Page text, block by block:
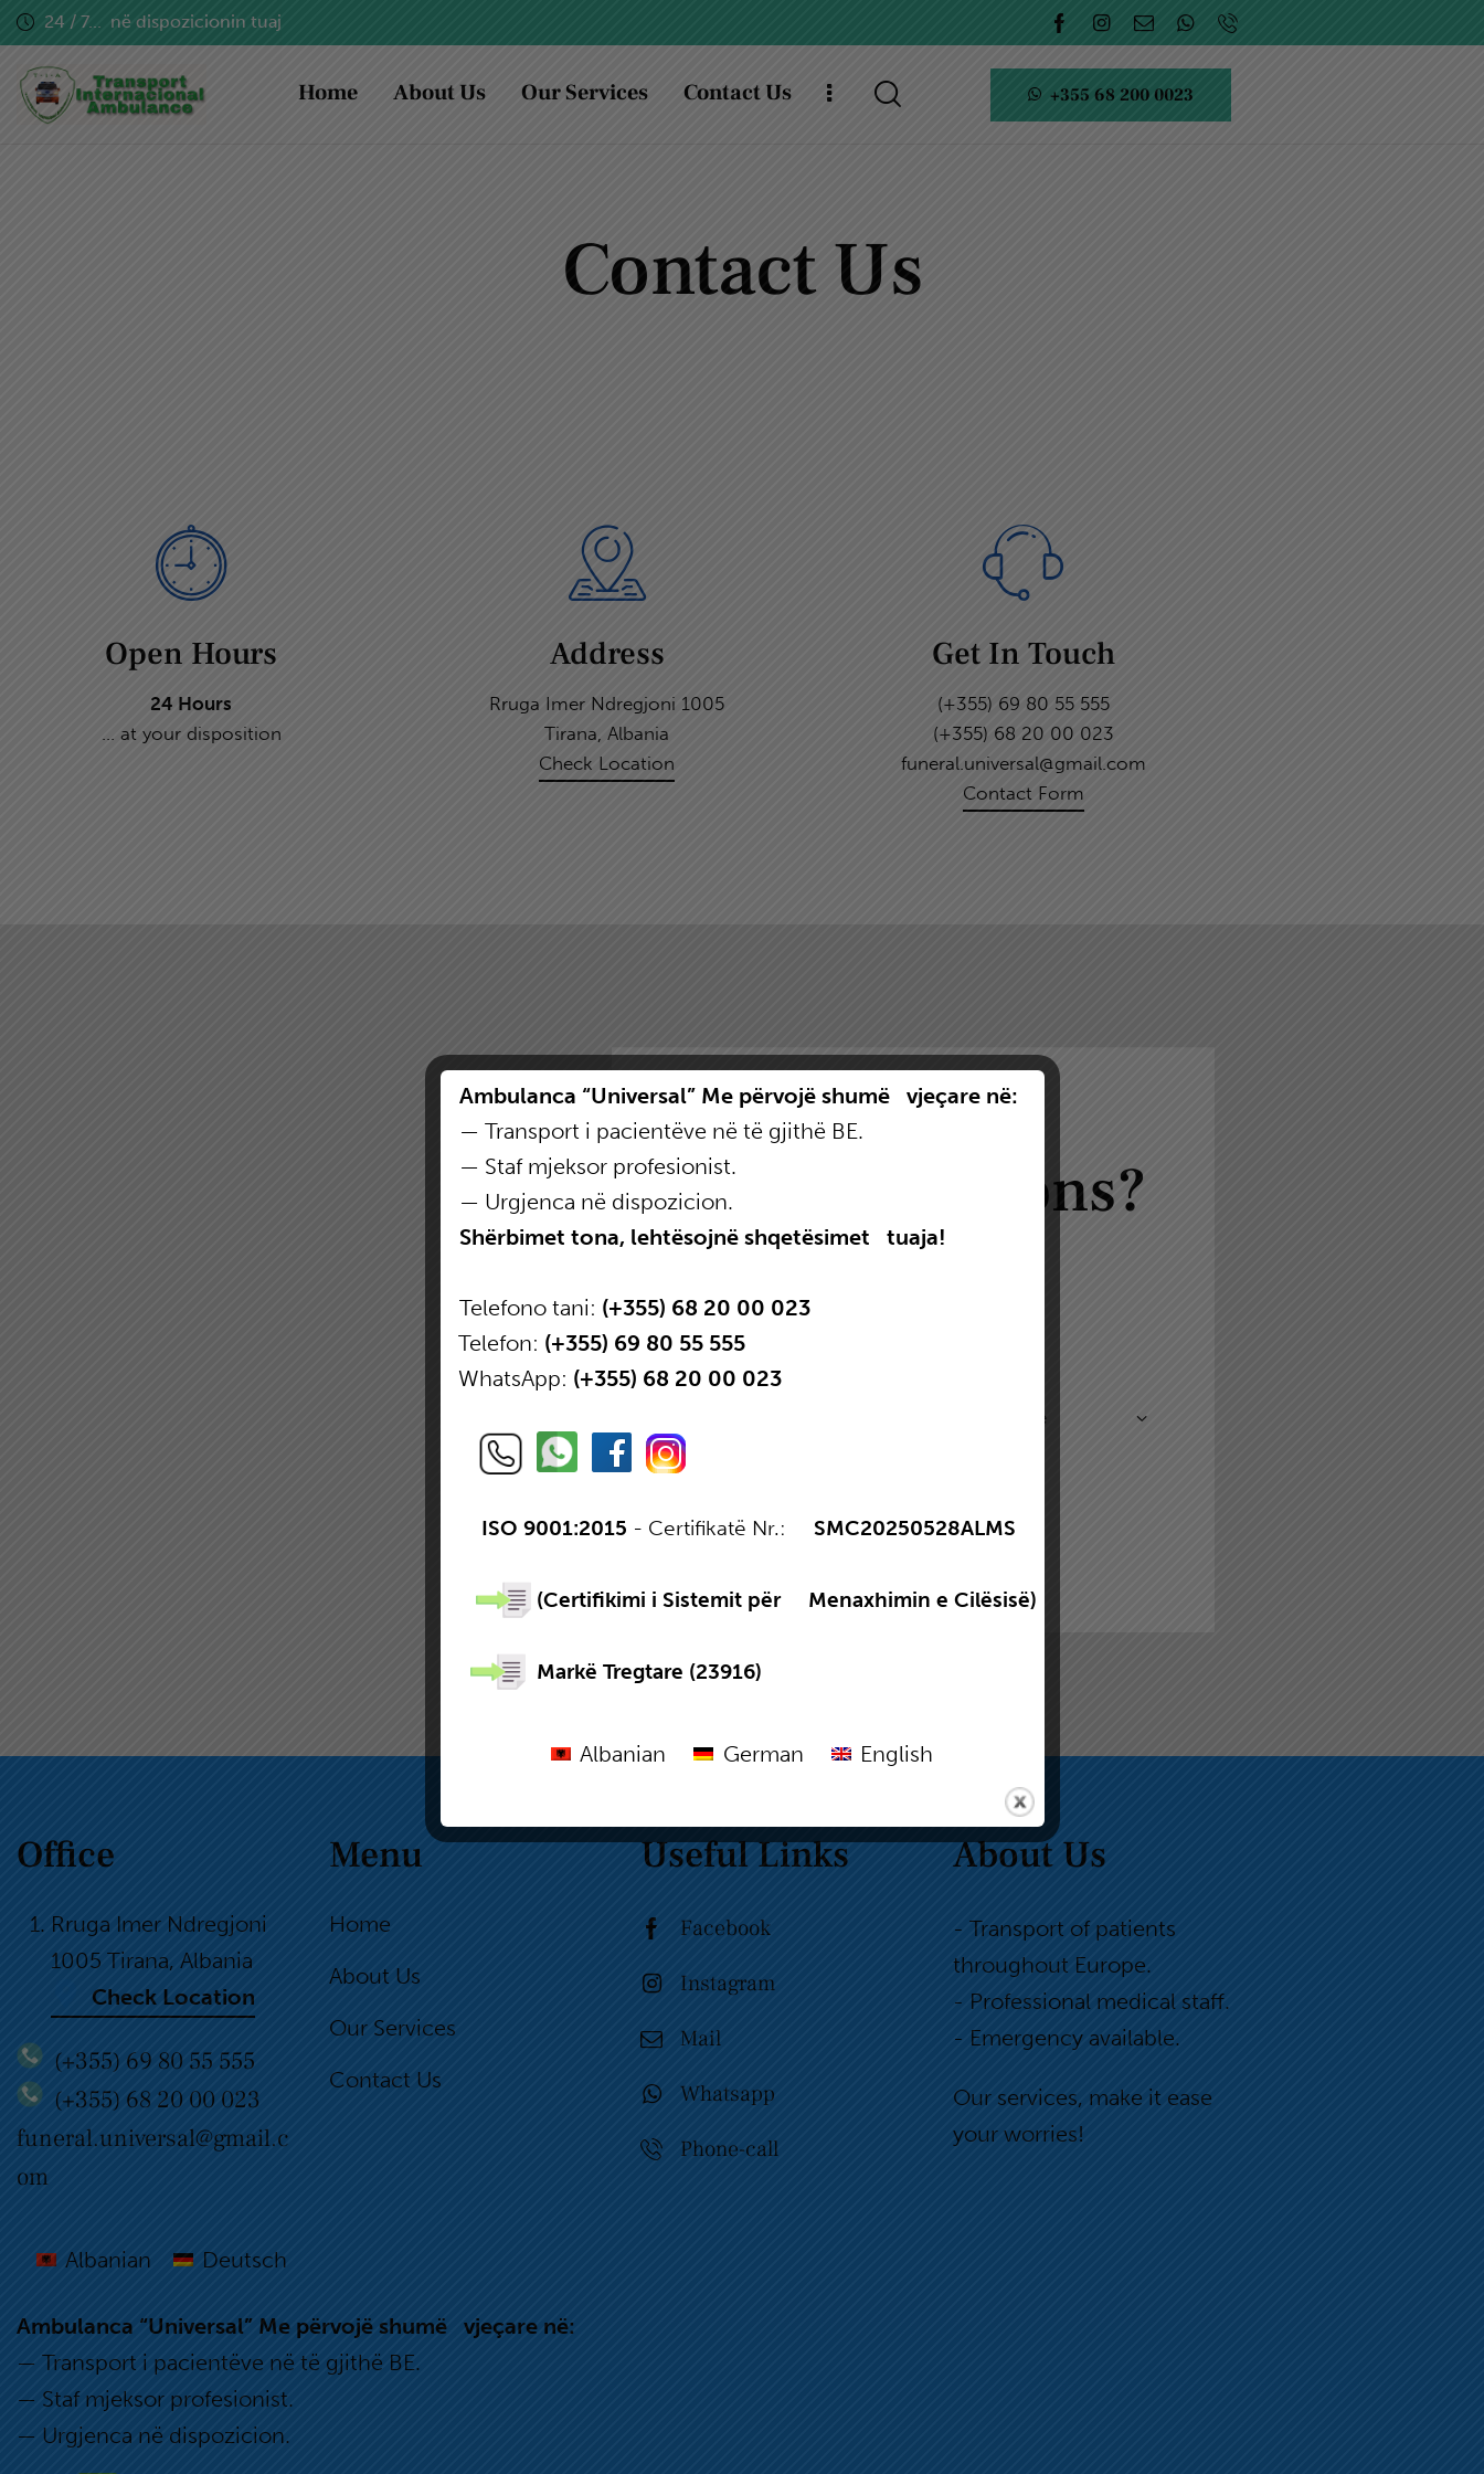
24 / 7... në dispozicionin tuaj
Home About Us Our Services Contact Us +355 68 200 0023
Contact Us
Open Hours
24 Hours
... at your disposition
Address
Rruga Imer Ndregjoni 1005
Tirana, Albania
Check Location
Get In Touch
(+355) 69 80 55 555
(+355) 68 20 00 023
funeral.universal@gmail.com
Contact Form
CONTACT US
Have Questions?
Get in touch!
Office
Rruga Imer Ndregjoni
1005 Tirana, Albania
Check Location
(+355) 69 80 55 555
(+355) 68 20 00 023
funeral.universal@gmail.c
om
Menu
Home
About Us
Our Services
Contact Us
Useful Links
Facebook
Instagram
Mail
Whatsapp
Phone-call
About Us
- Transport of patients
throughout Europe.
- Professional medical staff.
- Emergency available.
Our services, make it ease
yourworries!
Albanian Deutsch
Ambulanca “Universal” Me përvojë shumë vjeçare në:
— Transport i pacientëve në të gjithë BE.
— Staf mjeksor profesionist.
— Urgjenca në dispozicion.
Ambulanca “Universal” Me përvojë shumë vjeçare në:
— Transport i pacientëve në të gjithë BE.
— Staf mjeksor profesionist.
— Urgjenca në dispozicion.
Shërbimet tona, lehtësojnë shqetësimet
tuaja!
Telefono tani: (+355) 68 20 00 023
Telefon: (+355) 69 80 55 555
WhatsApp: (+355) 68 20 00 023
ISO 9001:2015 - Certifikatë Nr.: SMC20250528ALMS
(Certifikimi i Sistemit për Menaxhimin e Cilësisë)
Markë Tregtare (23916)
Albanian German English